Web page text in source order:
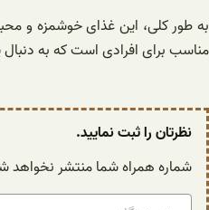
به طور کلی، این غذای خوشمزه و
مناسب برای افرادی است که به
نظرتان را ثبت نمایید.
شماره همراه شما منتشر نخواهد